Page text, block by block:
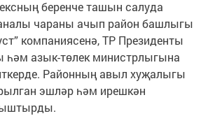
беренче ташын салуда
чараны ачып район башлыгы
компаниясенә, ТР Президенты
азык-төлек министрлыгына
Районның авыл хуҗалыгы
эшләр һәм ирешкән